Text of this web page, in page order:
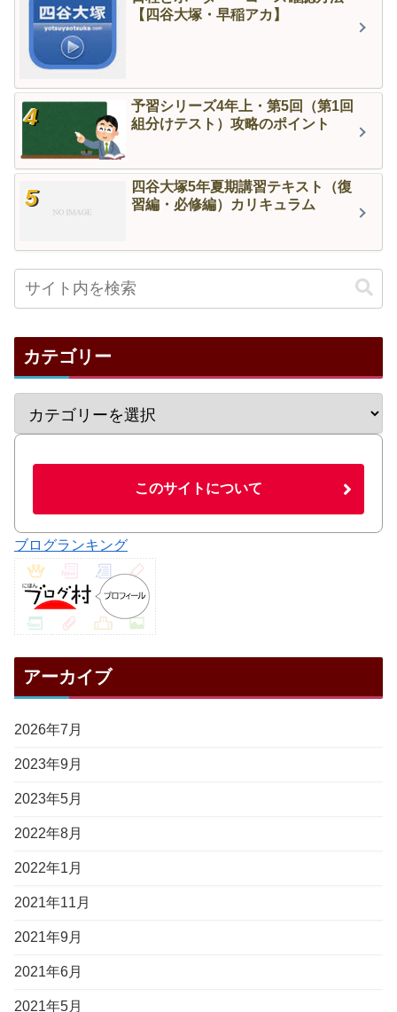
【四谷大塚・早稲アカ】
予習シリーズ4年上・第5回（第1回
組分けテスト）攻略のポイント
四谷大塚5年夏期講習テキスト（復
習編・必修編）カリキュラム
カテゴリー
このサイトについて
ブログランキング
アーカイブ
2026年7月
2023年9月
2023年5月
2022年8月
2022年1月
2021年11月
2021年9月
2021年6月
2021年5月